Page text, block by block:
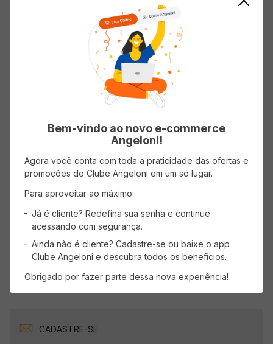
0%
1 estrela
Faça login para escrever uma avaliação.
Mais recentes Todos
CADASTRE-SE
Bem-vindo ao novo e-commerce
Angeloni!
Agora você conta com toda a praticidade das ofertas e
promoções do Clube Angeloni em um só lugar.
Para aproveitar ao máximo:
Já é cliente? Redefina sua senha e continue
acessando com segurança.
Ainda não é cliente? Cadastre-se ou baixe o app
Clube Angeloni e descubra todos os benefícios.
Obrigado por fazer parte dessa nova experiência!